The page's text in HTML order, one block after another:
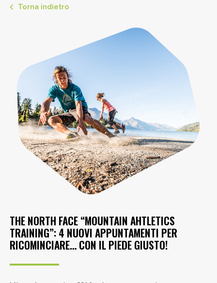
Torna indietro
THE NORTH FACE “MOUNTAIN AHTLETICS
TRAINING”: 4 NUOVI APPUNTAMENTI PER
RICOMINCIARE… CON IL PIEDE GIUSTO!